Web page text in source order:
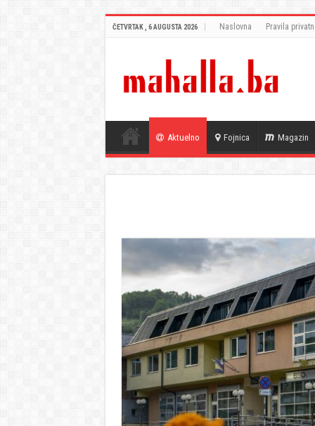
ČETVRTAK , 6 AUGUSTA 2026 Naslovna Pravila
Aktuelno Fojnica Magazin